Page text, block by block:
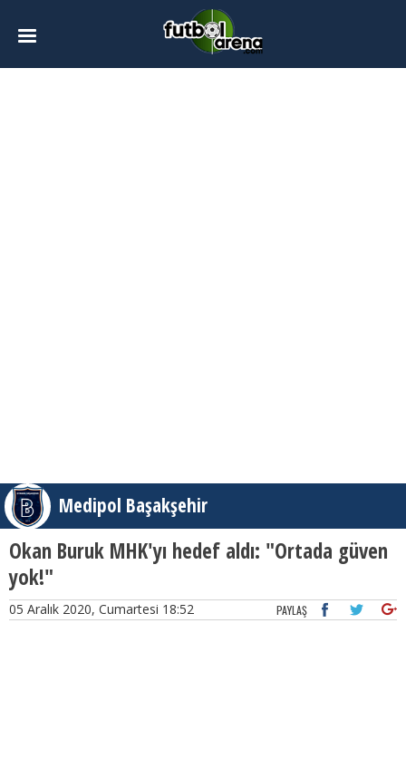
Medipol Başakşehir
Okan Buruk MHK'yı hedef aldı: "Ortada güven
yok!"
05 Aralık 2020, Cumartesi 18:52 PAYLAŞ